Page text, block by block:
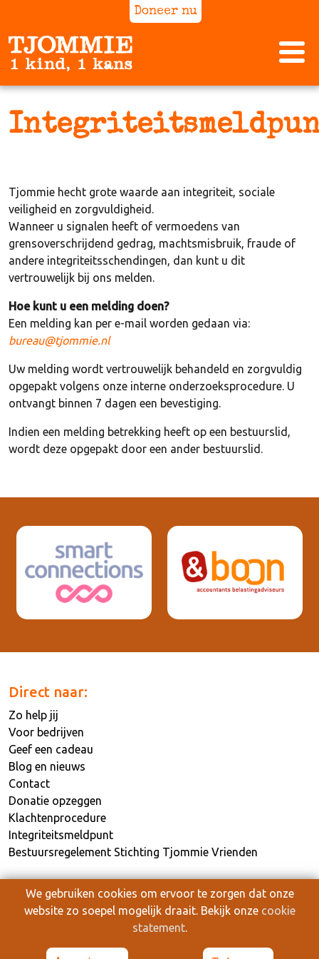
We gebruiken cookies om ervoor te zorgen dat onze
website zo soepel mogelijk draait. Bekijk onze cookie
statement.
Doneer nu
Tjommie hecht grote waarde aan integriteit, sociale
veiligheid en zorgvuldigheid.
Wanneer u signalen heeft of vermoedens van
grensoverschrijdend gedrag, machtsmisbruik, fraude of
andere integriteitsschendingen, dan kunt u dit
vertrouwelijk bij ons melden.
Hoe kunt u een melding doen?
Een melding kan per e-mail worden gedaan via:
bureau@tjommie.nl
Uw melding wordt vertrouwelijk behandeld en zorgvuldig
opgepakt volgens onze interne onderzoeksprocedure. U
ontvangt binnen 7 dagen een bevestiging.
Indien een melding betrekking heeft op een bestuurslid,
wordt deze opgepakt door een ander bestuurslid.
Direct naar:
Zo help jij
Voor bedrijven
Geef een cadeau
Blog en nieuws
Contact
Donatie opzeggen
Klachtenprocedure
Integriteitsmeldpunt
Bestuursregelement Stichting Tjommie Vrienden
Tjommie is een merknaam van Stichting Tjommie Vrienden.